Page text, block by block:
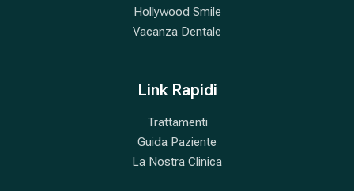
Hollywood Smile
Vacanza Dentale
Link Rapidi
Trattamenti
Guida Paziente
La Nostra Clinica